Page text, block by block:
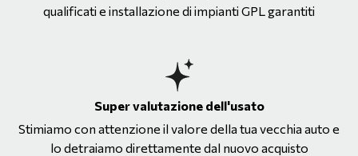
qualificati e installazione di impianti GPL garantiti
Super valutazione dell'usato
Stimiamo con attenzione il valore della tua vecchia auto e
lo detraiamo direttamente dal nuovo acquisto